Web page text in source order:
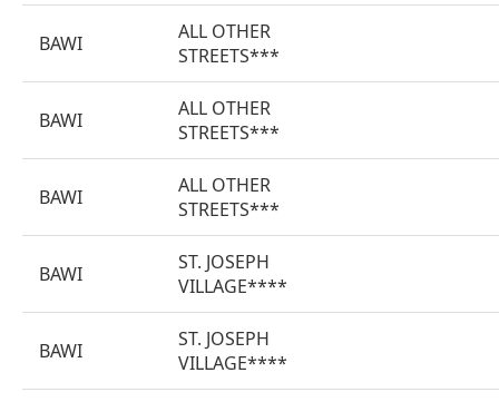
BAWI
ALL OTHER
STREETS***
BAWI
ALL OTHER
STREETS***
BAWI
ALL OTHER
STREETS***
BAWI
ST. JOSEPH
VILLAGE****
BAWI
ST. JOSEPH
VILLAGE****